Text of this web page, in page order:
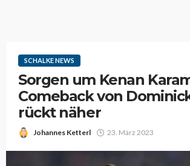
SCHALKE NEWS
Sorgen um Kenan
Comeback von
rückt näher
Johannes Ketterl 23. März 2023